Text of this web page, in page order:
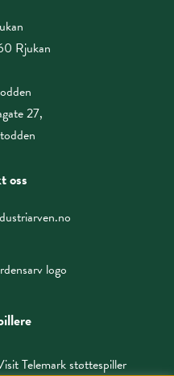
Rjukan
27,
oss